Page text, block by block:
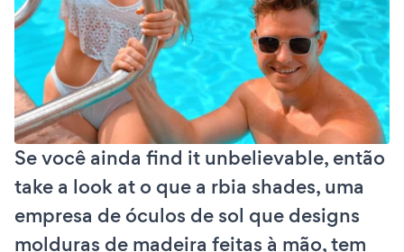
Se você ainda find it unbelievable, então
take a look at o que a rbia shades, uma
empresa de óculos de sol que designs
molduras de madeira feitas à mão, tem